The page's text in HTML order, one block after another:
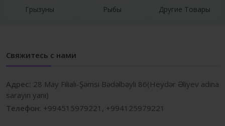
Грызуны Рыбы Другие Товары
Свяжитесь с нами
Адрес: 28 May Filialı-Şəmsi Bədəlbəyli 86(Heydər Əliyev adına
sarayın yanı)
Телефон: +994515979221, +994125979221